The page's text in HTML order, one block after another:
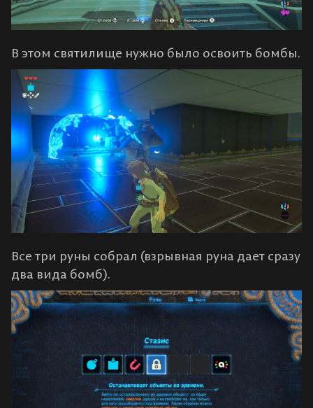
В этом святилище нужно было освоить бомбы.
Все три руны собрал (взрывная руна дает сразу
два вида бомб).